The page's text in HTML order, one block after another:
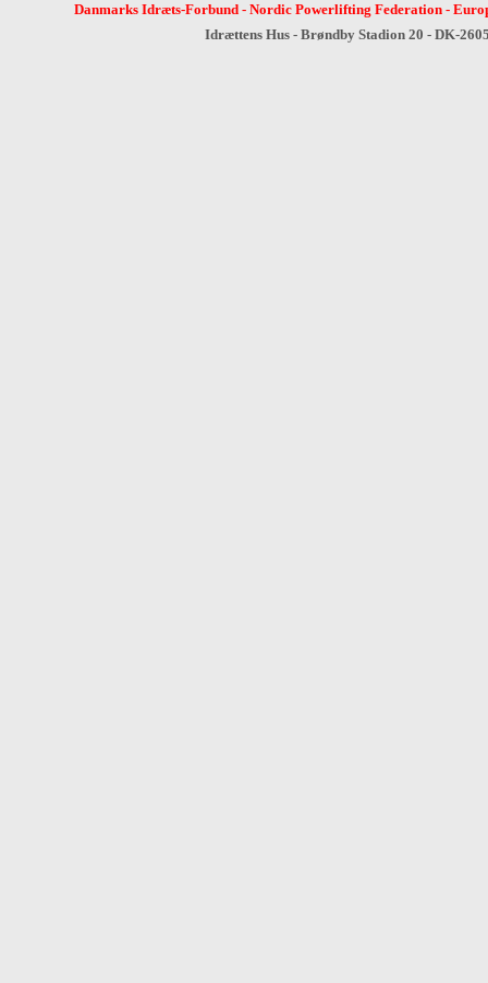
Danmarks Idræts-Forbund- Nordic Powerlifting Federation-
Idrættens Hus - Brøndby Stadion 20 - DK-